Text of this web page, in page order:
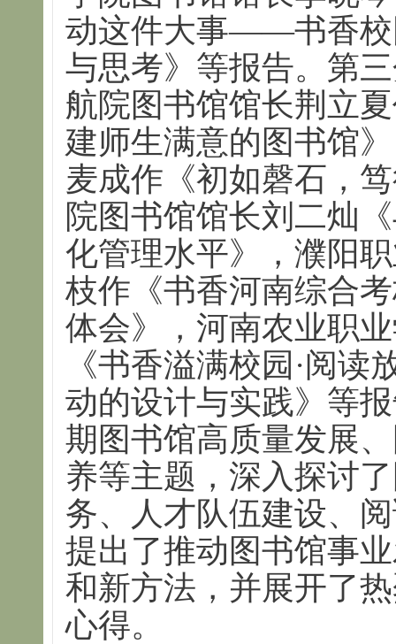
动这件大事——书香校
与思考》等报告。第
航院图书馆馆长荆立
建师生满意的图书馆
麦成作《初如磬石，
院图书馆馆长刘二灿
化管理水平》，濮阳
枝作《书香河南综合
体会》，河南农业职
《书香溢满校园·阅
动的设计与实践》等
期图书馆高质量发展
养等主题，深入探讨
务、人才队伍建设、
提出了推动图书馆事
和新方法，并展开了
心得。